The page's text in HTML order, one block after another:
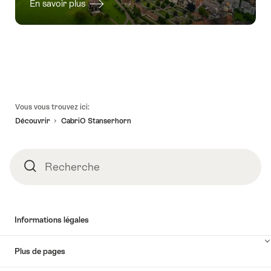
En savoir plus
Vous vous trouvez ici:
Découvrir
CabriO Stanserhorn
RechercheRecherche
Informations légales
Plus de pages